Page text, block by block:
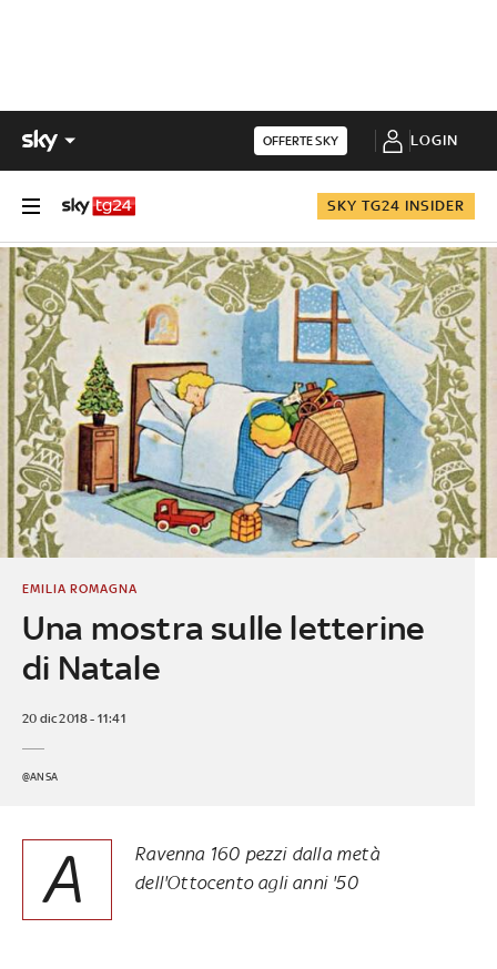
OFFERTE SKY LOGIN
SKY TG24 INSIDER
Una mostra sulle letterine
di Natale
EMILIA ROMAGNA
20 dic 2018 - 11:41
@ANSA
A
Ravenna 160 pezzi dalla metà
dell'Ottocento agli anni '50